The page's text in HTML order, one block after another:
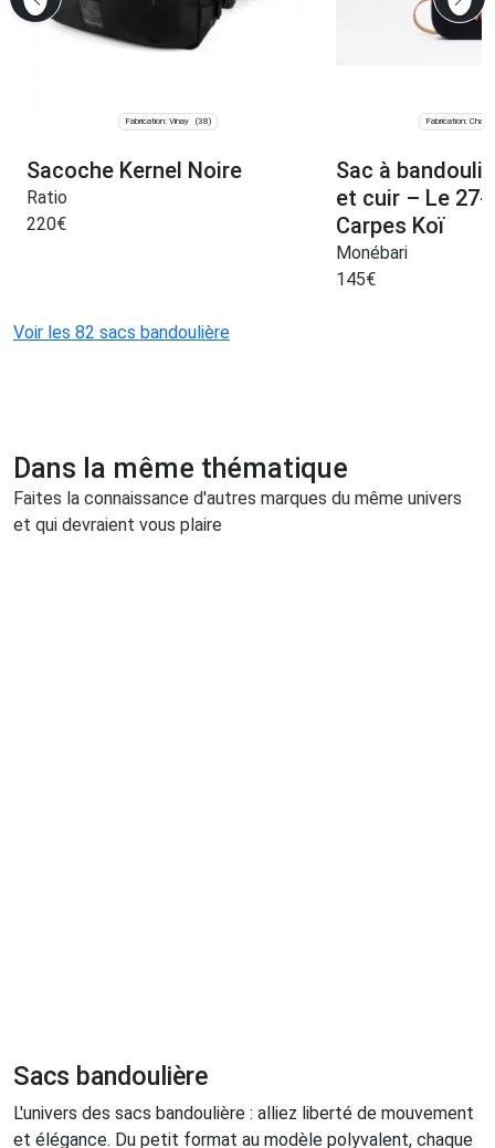
Fabrication: Vinay (38)
Sacoche Kernel Noire
Ratio
220€
Fabrication:
Sac à
et cuir – Le 27-
Carpes Koï
Monébari
145€
Voir les 82 sacs bandoulière
Dans la même thématique
Faites la connaissance d'autres marques du même univers
et qui devraient vous plaire
Sacs bandoulière
L'univers des sacs bandoulière : alliez liberté de mouvement
et élégance. Du petit format au modèle polyvalent, chaque